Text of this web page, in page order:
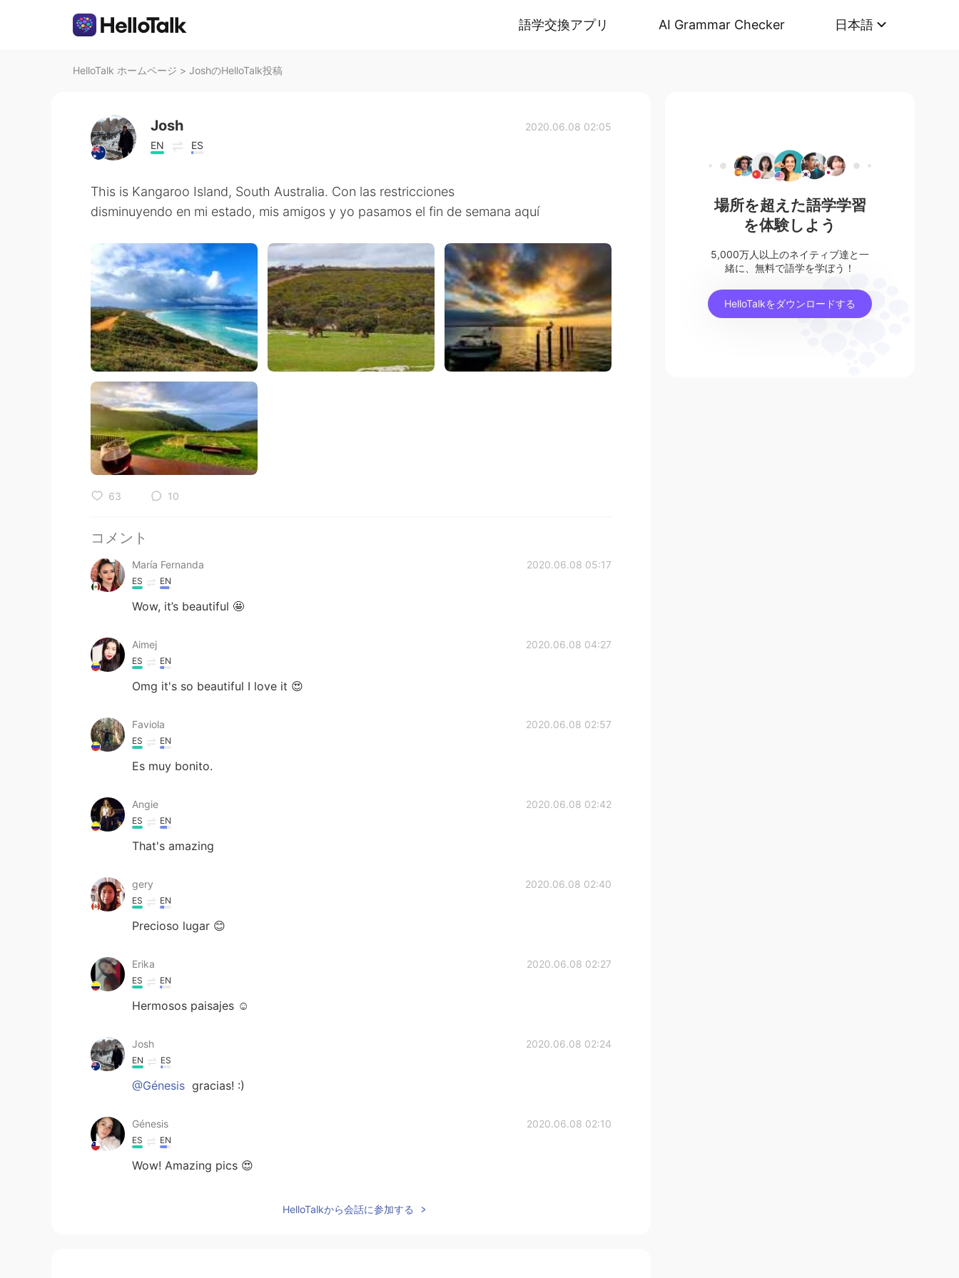
語学交換アプリ AI Grammar Checker 日本語
HelloTalk ホームページ > JoshのHelloTalk投稿
Josh
EN ES
2020.06.08 02:05
This is Kangaroo Island, South Australia. Con las restricciones
disminuyendo en mi estado, mis amigos y yo pasamos el fin de semana aquí
63 10
コメント
María Fernanda 2020.06.08 05:17
ES EN
Wow, it’s beautiful 🤩
Aimej 2020.06.08 04:27
ES EN
Omg it's so beautiful I love it 😍
Faviola 2020.06.08 02:57
ES EN
Es muy bonito.
Angie 2020.06.08 02:42
ES EN
That's amazing
gery 2020.06.08 02:40
ES EN
Precioso lugar 😊
Erika 2020.06.08 02:27
ES EN
Hermosos paisajes ☺
Josh 2020.06.08 02:24
EN ES
@Génesis gracias! :)
Génesis 2020.06.08 02:10
ES EN
Wow! Amazing pics 😍
HelloTalkから会話に参加する
場所を超えた語学学習
を体験しよう
5,000万人以上のネイティブ達と一
緒に、無料で語学を学ぼう！
HelloTalkをダウンロードする